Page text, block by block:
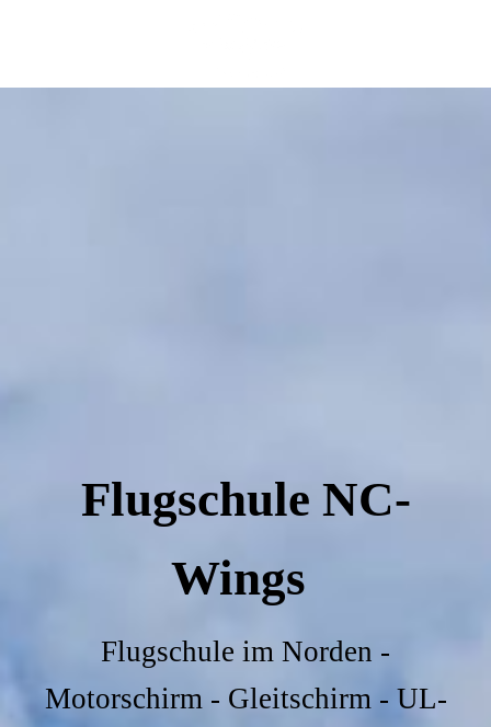
Flugschule NC-
Wings
Flugschule im Norden -
Motorschirm - Gleitschirm - UL-